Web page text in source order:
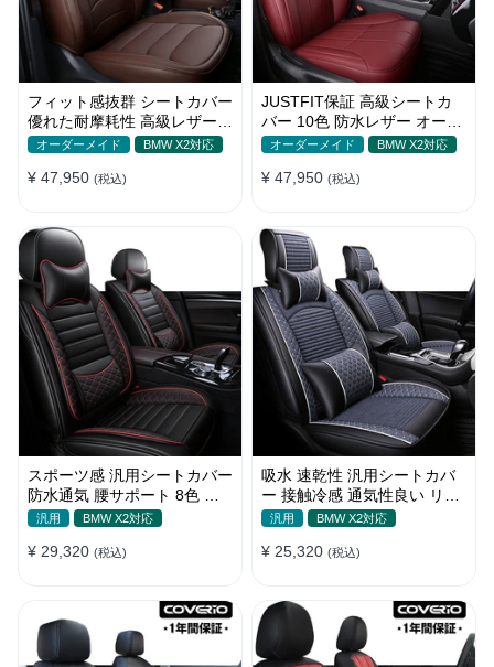
フィット感抜群 シートカバー
優れた耐摩耗性 高級レザー
オーダーメイド 防汚防水 お
オーダーメイド BMW X2対応
¥ 47,950 (税込)
JUSTFIT保証 高級シートカ
バー 10色 防水レザー オーダ
ーメイド おしゃれ 全席セッ
オーダーメイド BMW X2対応
¥ 47,950 (税込)
スポーツ感 汎用シートカバー
防水通気 腰サポート 8色 耐
摩耗性 おしゃれ 全席セット
汎用 BMW X2対応
¥ 29,320 (税込)
吸水 速乾性 汎用シートカバ
ー 接触冷感 通気性良い リネ
ン 耐久性 おしゃれ 全席セッ
汎用 BMW X2対応
¥ 25,320 (税込)